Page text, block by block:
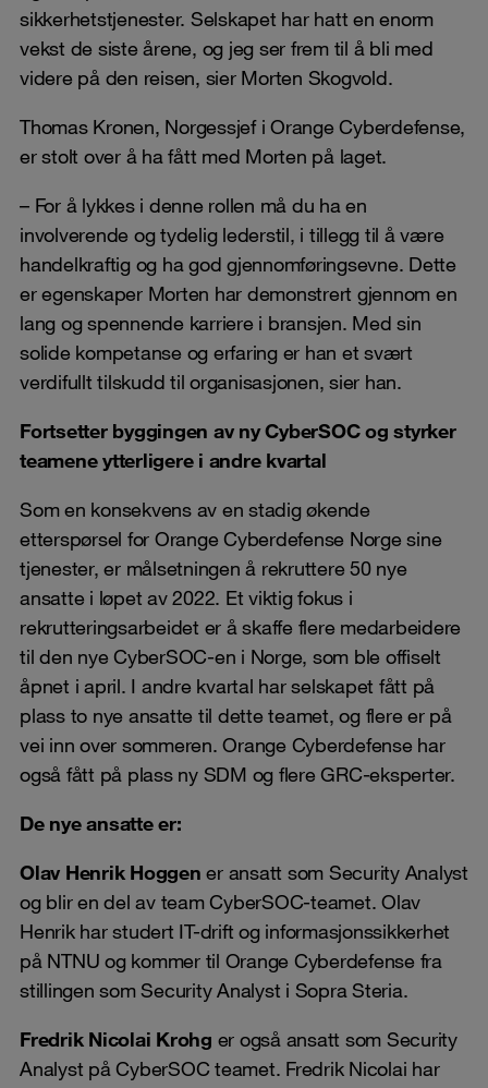
sikkerhetstjenester. Selskapet har hatt en enorm
vekst de siste årene, og jeg ser frem til å bli med
videre på den reisen, sier Morten Skogvold.
Thomas Kronen, Norgessjef i Orange Cyberdefense,
er stolt over å ha fått med Morten på laget.
– For å lykkes i denne rollen må du ha en
involverende og tydelig lederstil, i tillegg til å være
handelkraftig og ha god gjennomføringsevne. Dette
er egenskaper Morten har demonstrert gjennom en
lang og spennende karriere i bransjen. Med sin
solide kompetanse og erfaring er han et svært
verdifullt tilskudd til organisasjonen, sier han.
Fortsetter byggingen av ny CyberSOC og styrker
teamene ytterligere i andre kvartal
Som en konsekvens av en stadig økende
etterspørsel for Orange Cyberdefense Norge sine
tjenester, er målsetningen å rekruttere 50 nye
ansatte i løpet av 2022. Et viktig fokus i
rekrutteringsarbeidet er å skaffe flere medarbeidere
til den nye CyberSOC-en i Norge, som ble offiselt
åpnet i april. I andre kvartal har selskapet fått på
plass to nye ansatte til dette teamet, og flere er på
vei inn over sommeren. Orange Cyberdefense har
også fått på plass ny SDM og flere GRC-eksperter.
De nye ansatte er:
Olav Henrik Hoggen er ansatt som Security Analyst
og blir en del av team CyberSOC-teamet. Olav
Henrik har studert IT-drift og informasjonssikkerhet
på NTNU og kommer til Orange Cyberdefense fra
stillingen som Security Analyst i Sopra Steria.
Fredrik Nicolai Krohg er også ansatt som Security
Analyst på CyberSOC teamet. Fredrik Nicolai har